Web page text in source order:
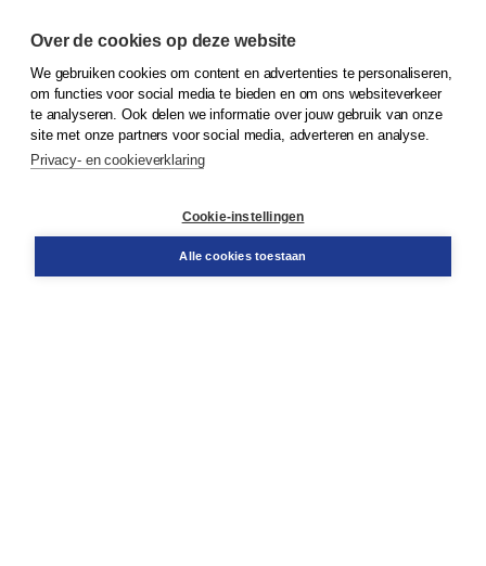
© 2026Koninklijke Boom uitgevers
Klantenservice
Service & informatie
Contact
Over de cookies op deze website
We gebruiken cookies om content en advertenties te personaliseren,
om functies voor social media te bieden en om ons websiteverkeer
te analyseren. Ook delen we informatie over jouw gebruik van onze
site met onze partners voor social media, adverteren en analyse.
Privacy- en cookieverklaring
Cookie-instellingen
Alle cookies toestaan